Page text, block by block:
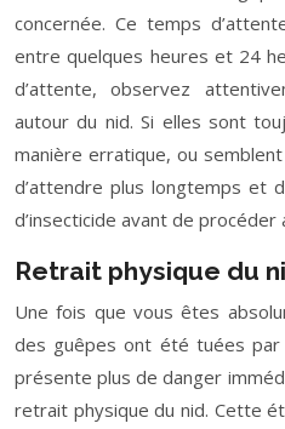
concernée. Ce temps
entre quelques heures et 24
d’attente, observez
autour du nid. Si elles sont
manière erratique, ou
d’attendre plus longtemps et
d’insecticide avant de procéder
Retrait physique du
Une fois que vous êtes
des guêpes ont été tuées par
présente plus de danger
retrait physique du nid. Cette